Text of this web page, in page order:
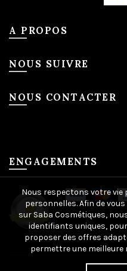
A PROPOS
NOUS SUIVRE
NOUS CONTACTER
ENGAGEMENTS
Nous respectons votre vie
personnelles. Afin de
sur Saba Cosmétiques,
identifiants uniques,
proposer des offres
permettre une